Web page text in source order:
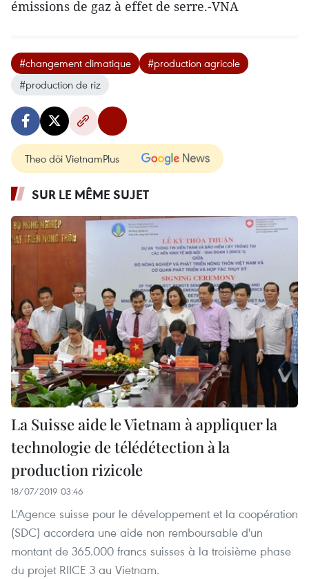
émissions de gaz à effet de serre.-VNA
#changement climatique
#production agricole
#production de riz
Theo dõi VietnamPlus
SUR LE MÊME SUJET
La Suisse aide le Vietnam à appliquer la
technologie de télédétection à la
production rizicole
18/07/2019 03:46
L'Agence suisse pour le développement et la coopération
(SDC) accordera une aide non remboursable d'un
montant de 365.000 francs suisses à la troisième phase
du projet RIICE 3 au Vietnam.